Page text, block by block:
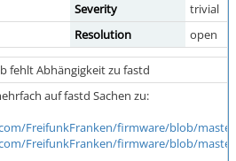
Severity
trivial
Resolution open
fehlt Abhängigkeit zu fastd
auf fastd Sachen zu:
FreifunkFranken/firmware/blob/
FreifunkFranken/firmware/blob/